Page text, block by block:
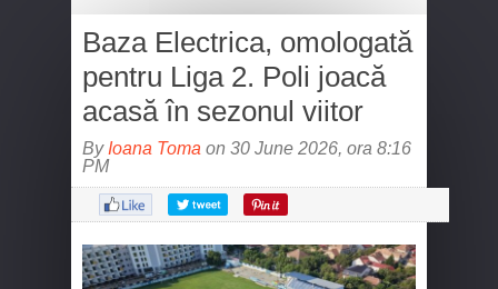
Baza Electrica, omologată
pentru Liga 2. Poli joacă
acasă în sezonul viitor
By Ioana Toma on 30 June 2026, ora 8:16
PM